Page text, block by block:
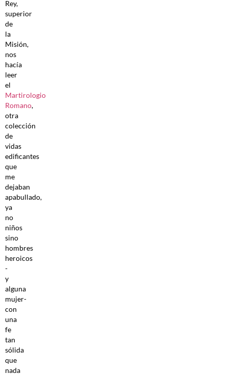
Rey,
superior
de
la
Misión,
nos
hacía
leer
el
Martirologio
Romano,
otra
colección
de
vidas
edificantes
que
me
dejaban
apabullado,
ya
no
niños
sino
hombres
heroicos
-
y
alguna
mujer-
con
una
fe
tan
sólida
que
nada